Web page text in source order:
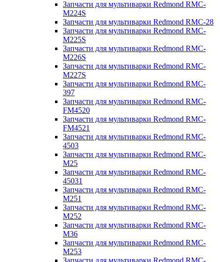
Запчасти для мультиварки Redmond RMC-
M224S
Запчасти для мультиварки Redmond RMC-28
Запчасти для мультиварки Redmond RMC-
M225S
Запчасти для мультиварки Redmond RMC-
M226S
Запчасти для мультиварки Redmond RMC-
M227S
Запчасти для мультиварки Redmond RMC-
397
Запчасти для мультиварки Redmond RMC-
FM4520
Запчасти для мультиварки Redmond RMC-
FM4521
Запчасти для мультиварки Redmond RMC-
4503
Запчасти для мультиварки Redmond RMC-
M25
Запчасти для мультиварки Redmond RMC-
45031
Запчасти для мультиварки Redmond RMC-
M251
Запчасти для мультиварки Redmond RMC-
M252
Запчасти для мультиварки Redmond RMC-
M36
Запчасти для мультиварки Redmond RMC-
M253
Запчасти для мультиварки Redmond RMC-